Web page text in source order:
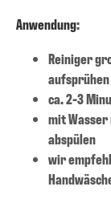
Anwendung:
Reiniger
ca. 2-3
mit
abspülen
wir